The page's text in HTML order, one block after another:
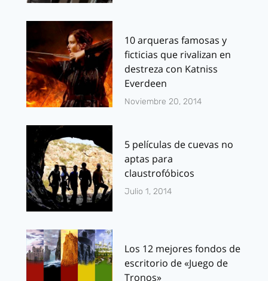
10 arqueras famosas y
ficticias que rivalizan en
destreza con Katniss
Everdeen
Noviembre 20, 2014
5 películas de cuevas no
aptas para
claustrofóbicos
Julio 1, 2014
Los 12 mejores fondos de
escritorio de «Juego de
Tronos»